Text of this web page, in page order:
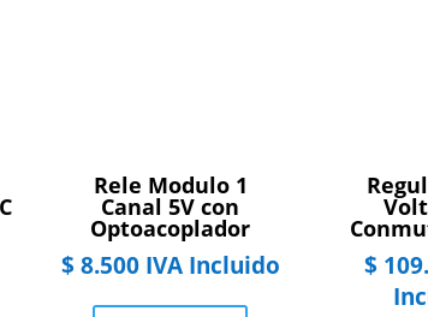
Rele Modulo 1
Canal 5V con
Optoacoplador
$8.500 IVA Incluido $